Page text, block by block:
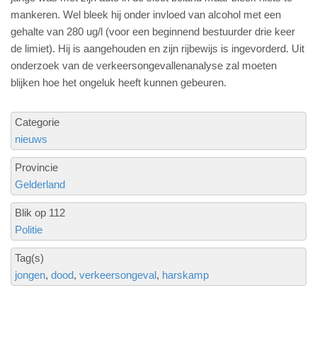
mankeren. Wel bleek hij onder invloed van alcohol met een
gehalte van 280 ug/l (voor een beginnend bestuurder drie keer
de limiet). Hij is aangehouden en zijn rijbewijs is ingevorderd. Uit
onderzoek van de verkeersongevallenanalyse zal moeten
blijken hoe het ongeluk heeft kunnen gebeuren.
Categorie
nieuws
Provincie
Gelderland
Blik op 112
Politie
Tag(s)
jongen dood verkeersongeval harskamp